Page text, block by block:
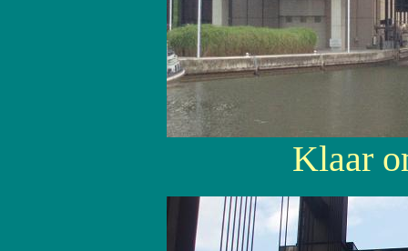
Klaar